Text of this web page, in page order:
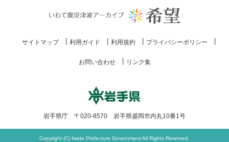
サイトマップ 利用ガイド 利用規約 プライバシーポリシー
お問い合わせ リンク集
岩手県庁 〒020-8570 岩手県盛岡市内丸10番1号
Copyright (C) Iwate Prefecture Government All Rights Reserved.